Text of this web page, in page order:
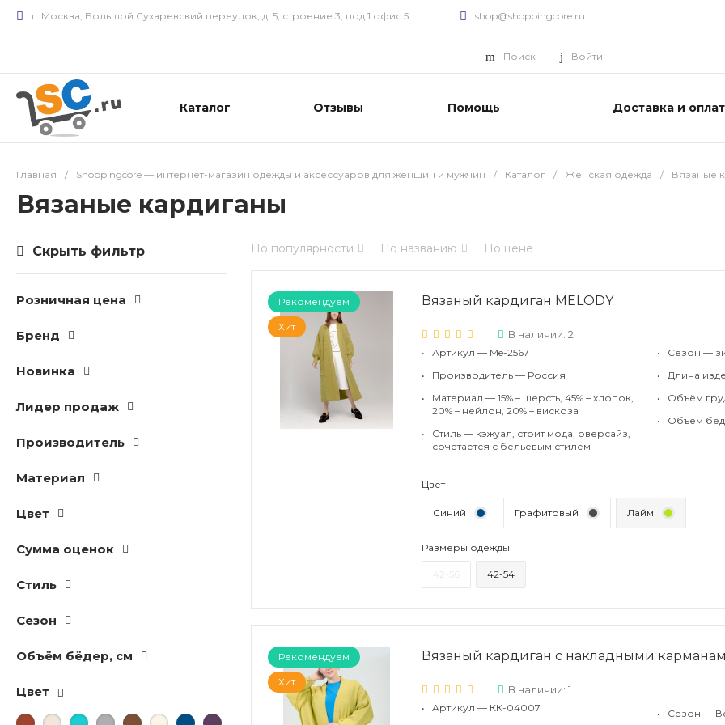
г. Москва, Большой Сухаревский переулок, д. 5, строение 3, под.1 офис 5. shop@shoppingcore.ru
Поиск Войти
Каталог Отзывы Помощь Доставка и
Главная / Shoppingcore — интернет-магазин одежды и аксессуаров для женщин и мужчин / Каталог / Женская одежда / Вязаные
Вязаные кардиганы
Скрыть фильтр
Розничная цена
Бренд
Новинка
Лидер продаж
Производитель
Материал
Цвет
Сумма оценок
Стиль
Сезон
Объём бёдер, см
Цвет
По популярности По названию По цене
Рекомендуем
Хит
Вязаный кардиган MELODY
В наличии: 2
•
Артикул — Me-2567
•
Производитель — Россия
•
Материал — 15% – шерсть, 45% – хлопок,
20% – нейлон, 20% – вискоза
•
Стиль — кэжуал, стрит мода, оверсайз,
сочетается с бельевым стилем
•
Сезон —
•
Длина
•
Объём
•
Объём
Цвет
Синий Графитовый Лайм
Размеры одежды
42-54
Рекомендуем
Хит
Вязаный кардиган с накладными
В наличии: 1
•
Артикул — КК-04007
•
Сезон —